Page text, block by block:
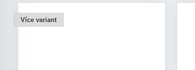
Více variant